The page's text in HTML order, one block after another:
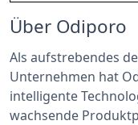
Über Odiporo
Als aufstrebendes
Unternehmen hat
intelligente
wachsende